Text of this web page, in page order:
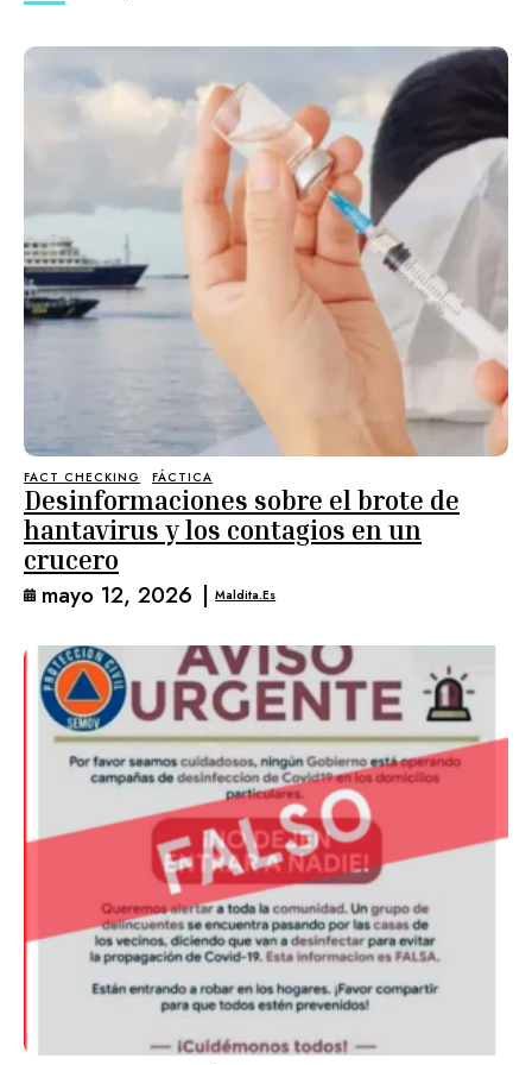
FACT CHECKING FÁCTICA
Desinformaciones sobre el brote de
hantavirus y los contagios en un
crucero
mayo 12, 2026 | Maldita.es